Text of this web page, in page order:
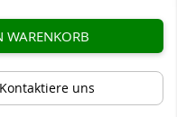
WARENKORB
uns